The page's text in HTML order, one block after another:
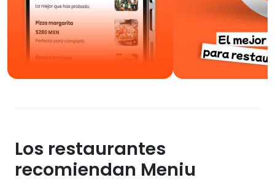
Los restaurantes
recomiendan Meniu